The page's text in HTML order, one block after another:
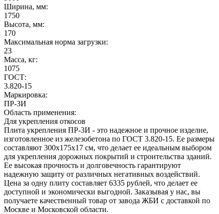
Ширина, мм:
1750
Высота, мм:
170
Максимальная норма загрузки:
23
Масса, кг:
1075
ГОСТ:
3.820-15
Маркировка:
ПР-3И
Область применения:
Для укрепления откосов
Плита укрепления ПР-3И - это надежное и прочное изделие,
изготовленное из железобетона по ГОСТ 3.820-15. Ее размеры
составляют 300х175х17 см, что делает ее идеальным выбором
для укрепления дорожных покрытий и строительства зданий.
Ее высокая прочность и долговечность гарантируют
надежную защиту от различных негативных воздействий.
Цена за одну плиту составляет 6335 рублей, что делает ее
доступной и экономически выгодной. Заказывая у нас, вы
получаете качественный товар от завода ЖБИ с доставкой по
Москве и Московской области.